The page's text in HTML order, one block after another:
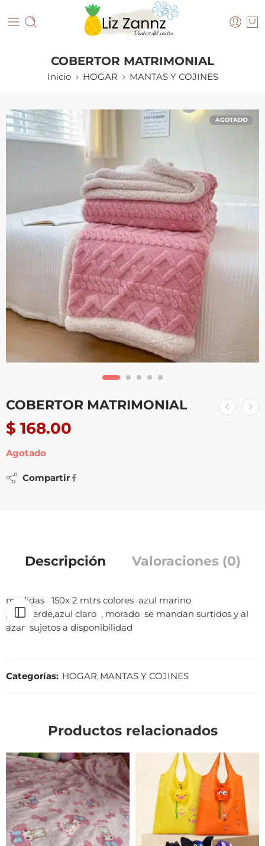
COBERTOR MATRIMONIAL
Inicio HOGAR MANTAS Y COJINES
AGOTADO
COBERTOR MATRIMONIAL
$ 168.00
Agotado
Compartir
Descripción Valoraciones (0)
medidas 150x 2 mtrs colores azul marino
,rosa,verde,azul claro , morado se mandan surtidos y al
azar sujetos a disponibilidad
Categorías: HOGAR,MANTAS Y COJINES
Productos relacionados